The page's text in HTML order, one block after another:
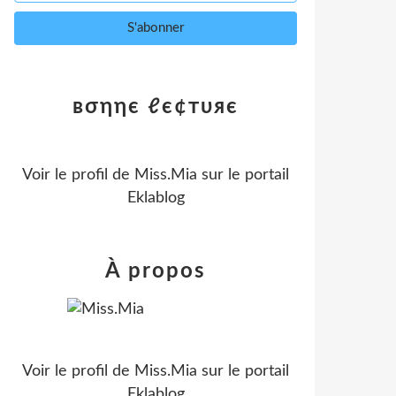
вσηηє ℓє¢тυяє
Voir le profil de Miss.Mia sur le portail
Eklablog
À propos
Voir le profil de Miss.Mia sur le portail